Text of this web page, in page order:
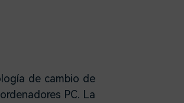
de cambio de
PC. La